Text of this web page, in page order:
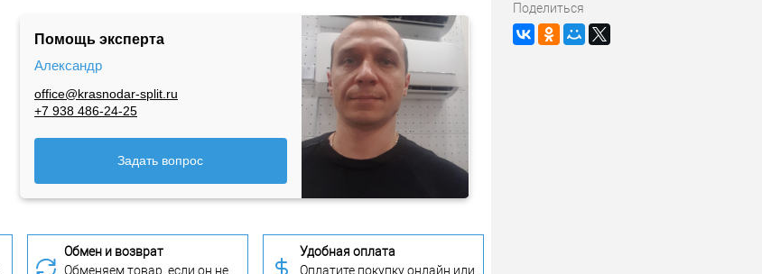
Помощь эксперта
Александр
office@krasnodar-split.ru
+7 938 486-24-25
Задать вопрос
Обмен и возврат
Обменяем товар, если он не
Удобная оплата
Оплатите покупку онлайн или
Поделиться